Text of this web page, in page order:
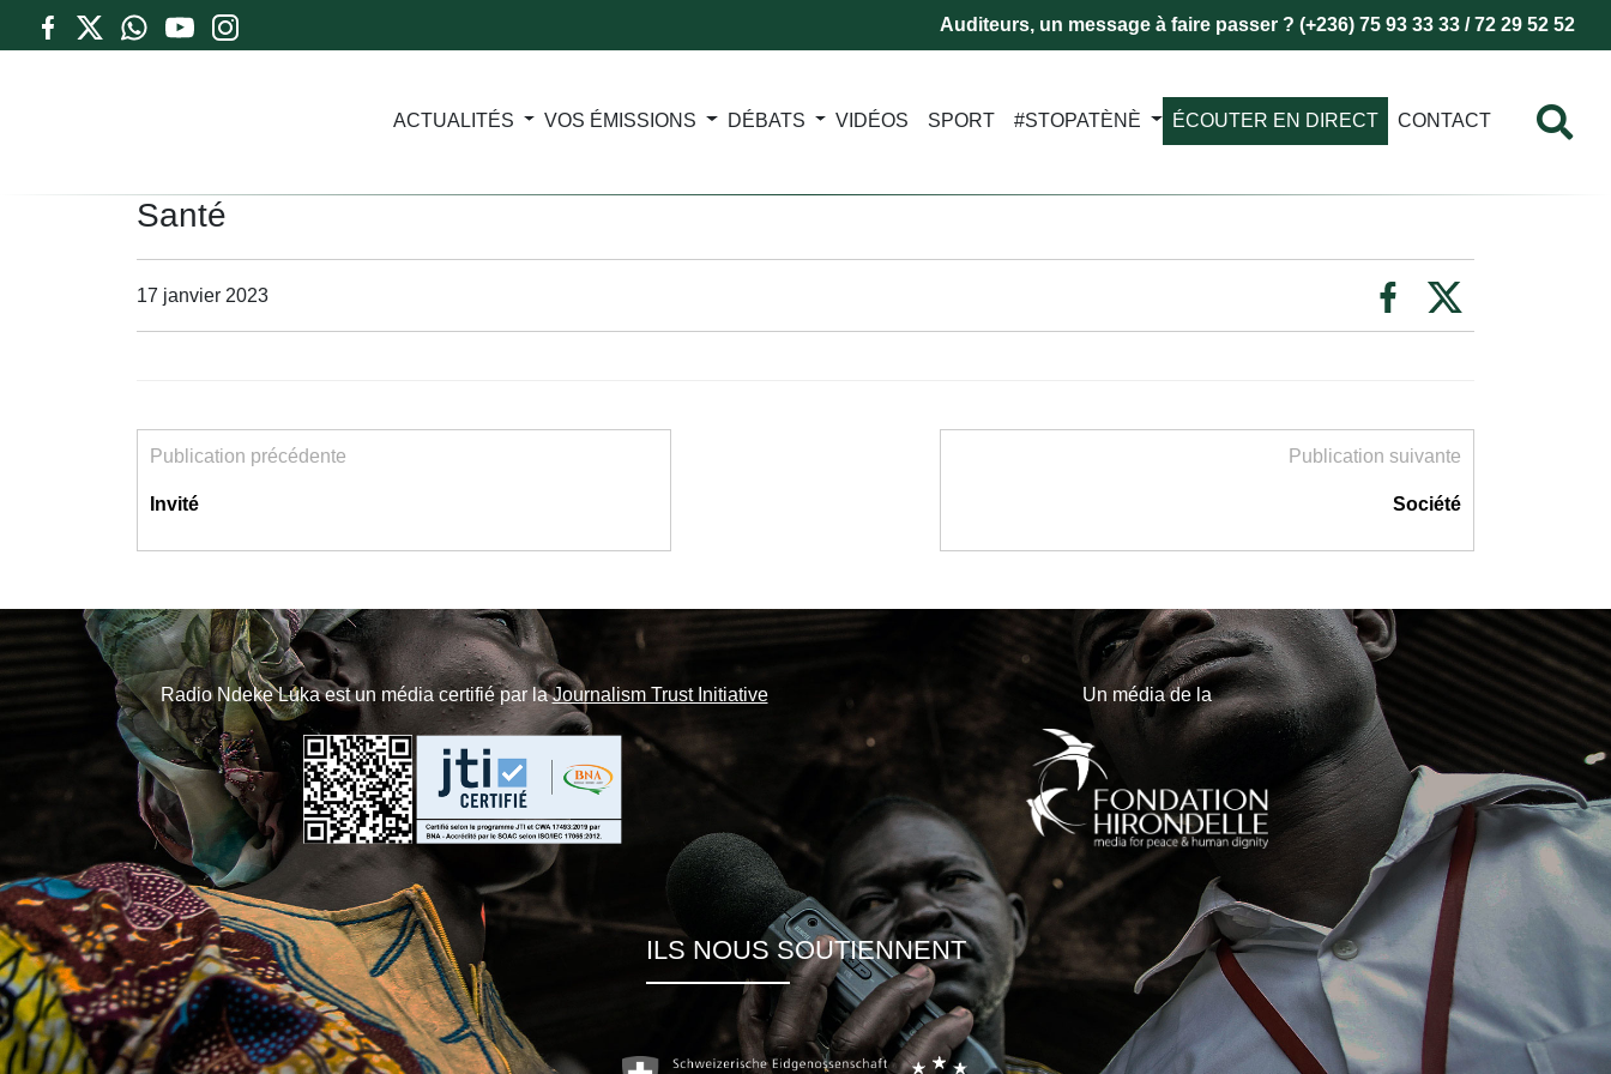
Auditeurs, un message à faire passer ? (+236) 75 93 33 33 / 72 29 52 52
ACTUALITÉS VOS ÉMISSIONS DÉBATS VIDÉOS SPORT #STOPATÈNÈ ÉCOUTER EN DIRECT CONTACT
Santé
17 janvier 2023
Publication précédente
Invité
Publication suivante
Société
Radio Ndeke Luka est un média certifié par laJournalism Trust Initiative Un média de la
ILS NOUS SOUTIENNENT